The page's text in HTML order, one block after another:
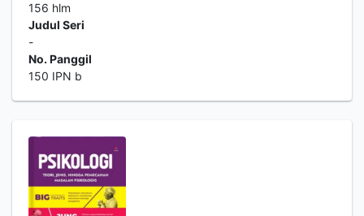
156 hlm
Judul Seri
-
No. Panggil
150 IPN b